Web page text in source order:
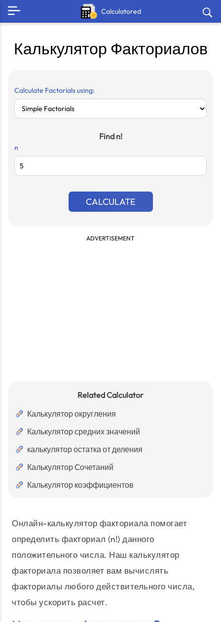
Calculatored
Калькулятор Факториалов
Calculate Factorials using:
Find n!
n
CALCULATE
ADVERTISEMENT
Related Calculator
Калькулятор округления
Калькулятор средних значений
калькулятор остатка от деления
Калькулятор Cочетаний
Калькулятор коэффициентов
Онлайн-калькулятор факториала помогает
определить факториал (n!) данного
положительного числа. Наш калькулятор
факториала позволяет вам вычислять
факториалы любого действительного числа,
чтобы ускорить расчет.